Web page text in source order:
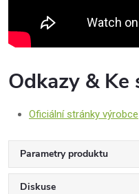
Odkazy & Ke
Oficiální stránky výrobce
Parametry produktu
Diskuse